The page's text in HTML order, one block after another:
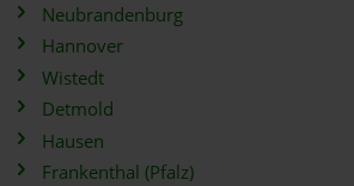
Neubrandenburg
Hannover
Wistedt
Detmold
Hausen
Frankenthal (Pfalz)